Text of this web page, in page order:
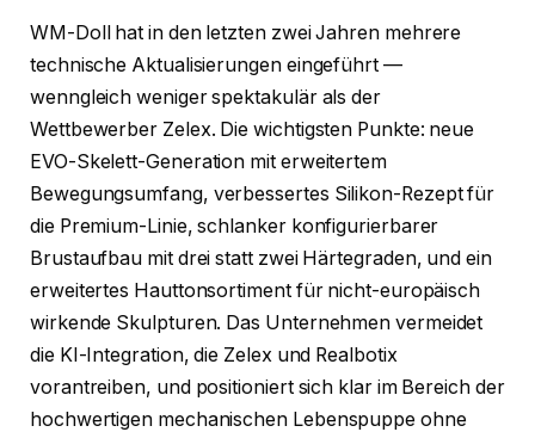
WM-Doll hat in den letzten zwei Jahren mehrere
technische Aktualisierungen eingeführt —
wenngleich weniger spektakulär als der
Wettbewerber Zelex. Die wichtigsten Punkte: neue
EVO-Skelett-Generation mit erweitertem
Bewegungsumfang, verbessertes Silikon-Rezept für
die Premium-Linie, schlanker konfigurierbarer
Brustaufbau mit drei statt zwei Härtegraden, und ein
erweitertes Hauttonsortiment für nicht-europäisch
wirkende Skulpturen. Das Unternehmen vermeidet
die KI-Integration, die Zelex und Realbotix
vorantreiben, und positioniert sich klar im Bereich der
hochwertigen mechanischen Lebenspuppe ohne